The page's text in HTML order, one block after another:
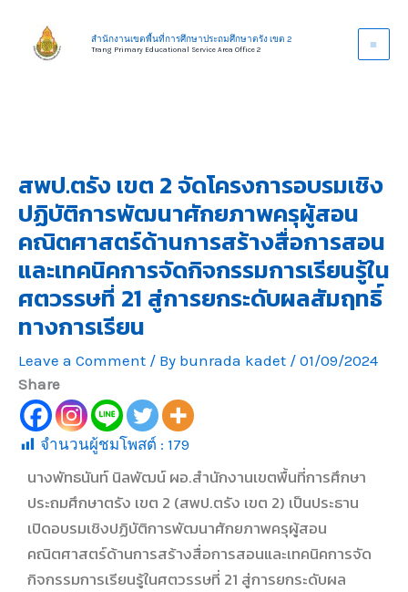
content
สำนักงานเขตพื้นที่การศึกษาประถมศึกษาตรัง เขต 2
Trang Primary Educational Service Area Office 2
สพป.ตรัง เขต 2 จัดโครงการอบรมเชิง
ปฏิบัติการพัฒนาศักยภาพครุผู้สอน
คณิตศาสตร์ด้านการสร้างสื่อการสอน
และเทคนิคการจัดกิจกรรมการเรียนรู้ใน
ศตวรรษที่ 21 สู่การยกระดับผลสัมฤทธิ์
ทางการเรียน
Leave a Comment / By bunrada kadet / 01/09/2024
Share
จำนวนผู้ชมโพสต์ : 179
นางพัทธนันท์ นิลพัฒน์ ผอ.สำนักงานเขตพื้นที่การศึกษา
ประถมศึกษาตรัง เขต 2 (สพป.ตรัง เขต 2) เป็นประธาน
เปิดอบรมเชิงปฏิบัติการพัฒนาศักยภาพครุผู้สอน
คณิตศาสตร์ด้านการสร้างสื่อการสอนและเทคนิคการจัด
กิจกรรมการเรียนรู้ในศตวรรษที่ 21 สู่การยกระดับผล